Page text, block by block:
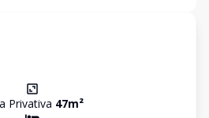
Privativa 47m²